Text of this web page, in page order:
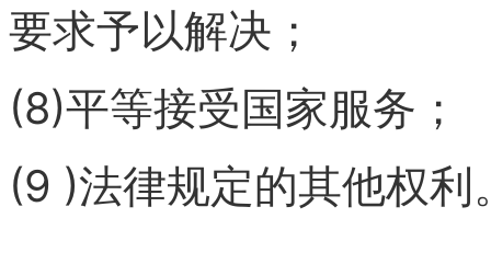
要求予以解决；
(8)平等接受国家服务；
(9 )法律规定的其他权利